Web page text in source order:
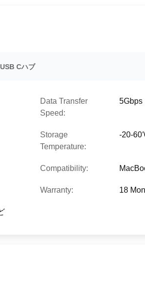
Cハブ
Data Transfer
Speed:
5Gbps
Storage
Temperature:
-20-
Compatibility:
Warranty: 18